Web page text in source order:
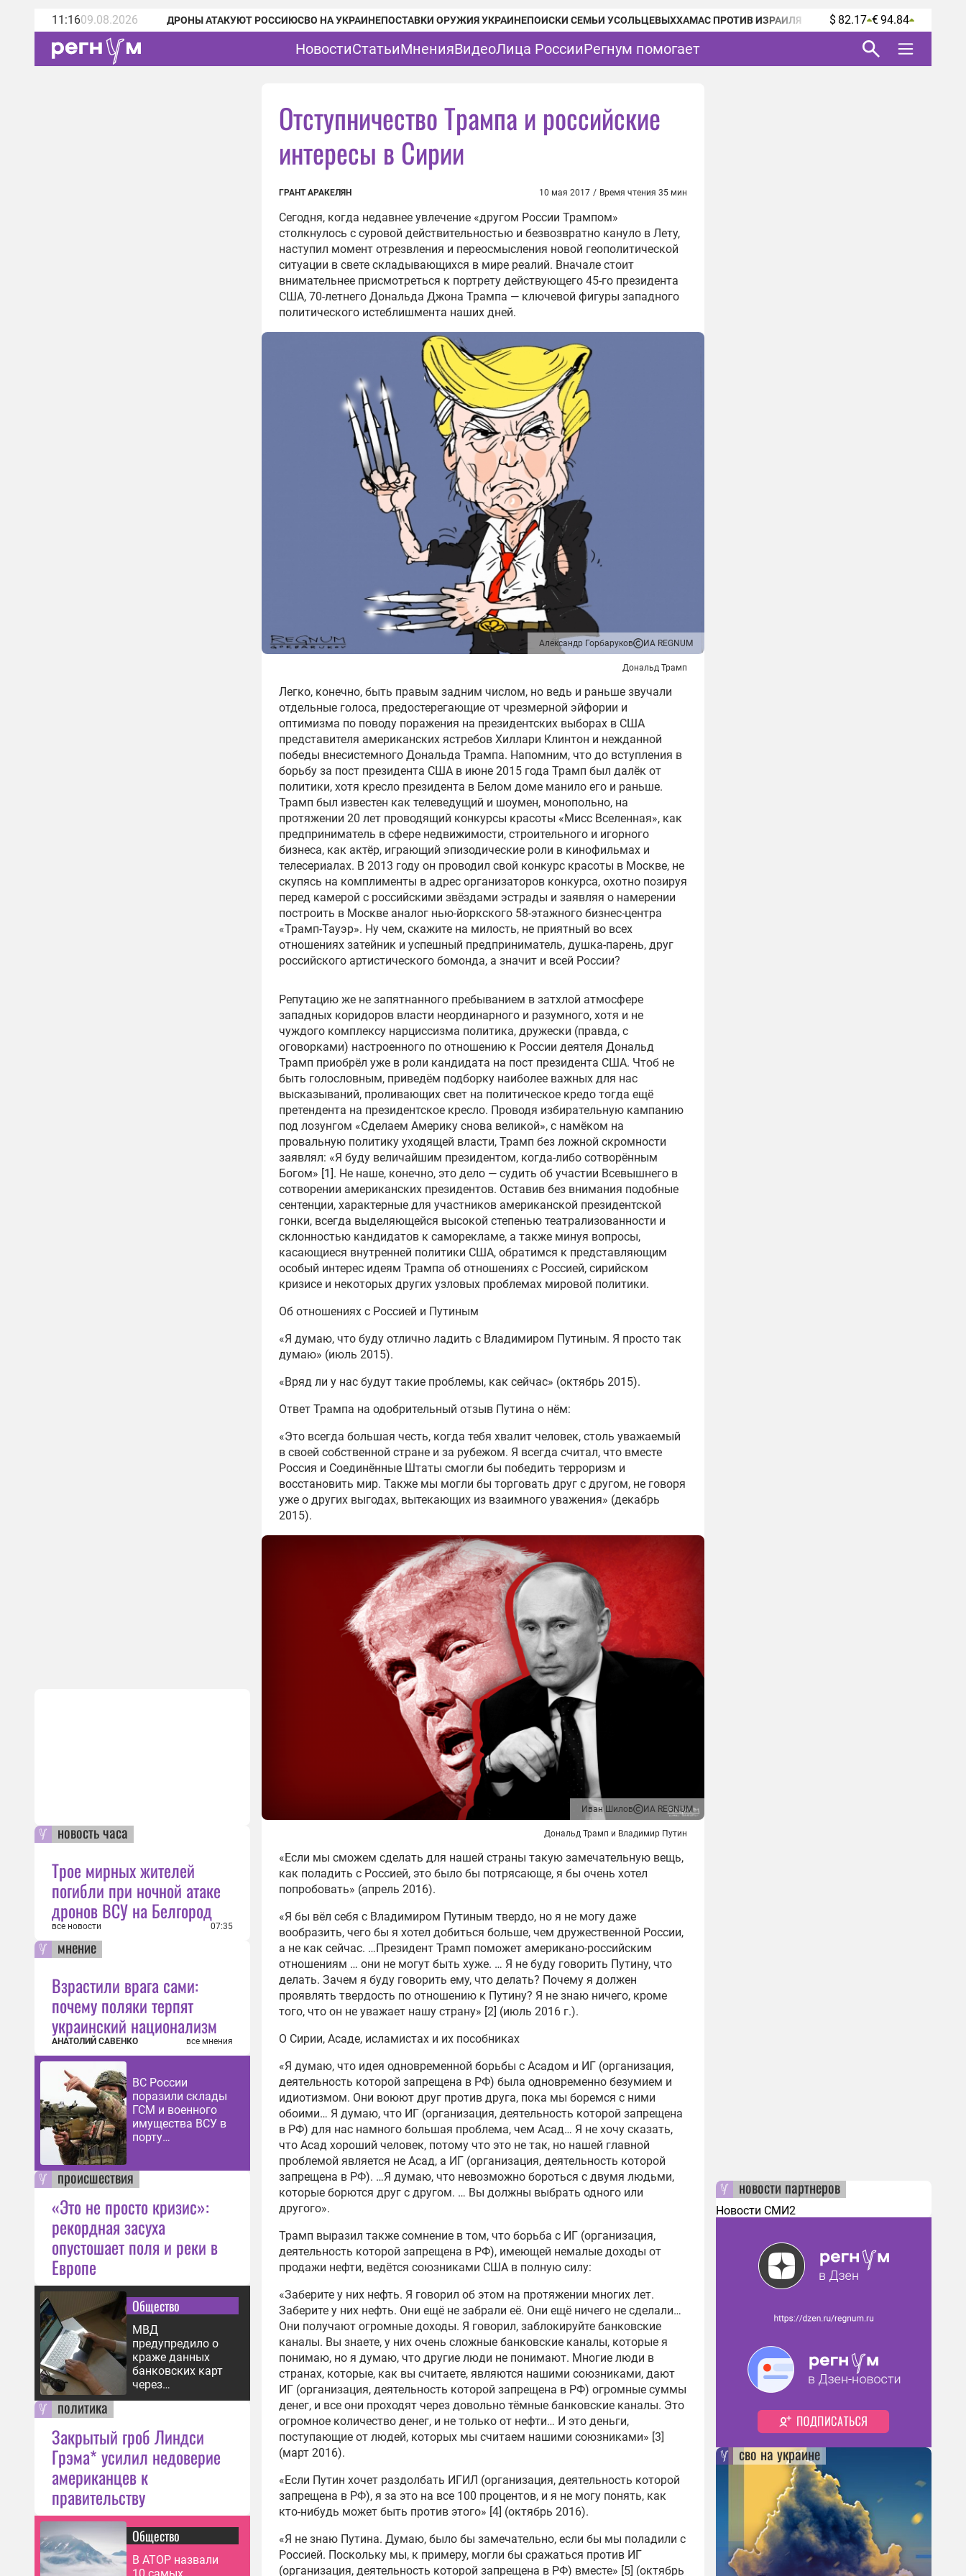
11:1609.08.2026 ДРОНЫ АТАКУЮТ РОССИЮСВО НА УКРАИНЕПОСТАВКИ ОРУЖИЯ УКРАИНЕПОИСКИ СЕМЬИ УСОЛЬЦЕВЫХХАМАС ПРОТИВ ИЗРАИЛЯ $ 82.17 € 94.84
НовостиСтатьиМненияВидеоЛица РоссииРегнум помогает
новость часа
Трое мирных жителей
погибли при ночной атаке
дронов ВСУ на Белгород
все новости 07:35
мнение
Взрастили врага сами:
почему поляки терпят
украинский национализм
АНАТОЛИЙ САВЕНКО все мнения
ВС России
поразили склады
ГСМ и военного
имущества ВСУ в
порту
происшествия
«Это не просто кризис»:
рекордная засуха
опустошает поля и реки в
Европе
Общество
МВД
предупредило о
краже данных
банковских карт
через
фишинговые
политика
Закрытый гроб Линдси
Грэма* усилил недоверие
американцев к
правительству
Общество
В АТОР назвали
Отступничество Трампа и российские
интересы в Сирии
ГРАНТ АРАКЕЛЯН 10 мая 2017 / Время чтения 35 мин
Сегодня, когда недавнее увлечение «другом России Трампом»
столкнулось с суровой действительностью и безвозвратно кануло в Лету,
наступил момент отрезвления и переосмысления новой геополитической
ситуации в свете складывающихся в мире реалий. Вначале стоит
внимательнее присмотреться к портрету действующего 45-го президента
США, 70-летнего Дональда Джона Трампа — ключевой фигуры западного
политического истеблишмента наших дней.
Александр Горбаруков ИА REGNUM
Дональд Трамп
Легко, конечно, быть правым задним числом, но ведь и раньше звучали
отдельные голоса, предостерегающие от чрезмерной эйфории и
оптимизма по поводу поражения на президентских выборах в США
представителя американских ястребов Хиллари Клинтон и нежданной
победы внесистемного Дональда Трампа. Напомним, что до вступления в
борьбу за пост президента США в июне 2015 года Трамп был далёк от
политики, хотя кресло президента в Белом доме манило его и раньше.
Трамп был известен как телеведущий и шоумен, монопольно, на
протяжении 20 лет проводящий конкурсы красоты «Мисс Вселенная», как
предприниматель в сфере недвижимости, строительного и игорного
бизнеса, как актёр, играющий эпизодические роли в кинофильмах и
телесериалах. В 2013 году он проводил свой конкурс красоты в Москве, не
скупясь на комплименты в адрес организаторов конкурса, охотно позируя
перед камерой с российскими звёздами эстрады и заявляя о намерении
построить в Москве аналог нью-йоркского 58-этажного бизнес-центра
«Трамп-Тауэр». Ну чем, скажите на милость, не приятный во всех
отношениях затейник и успешный предприниматель, душка-парень, друг
российского артистического бомонда, а значит и всей России?
Репутацию же не запятнанного пребыванием в затхлой атмосфере
западных коридоров власти неординарного и разумного, хотя и не
чуждого комплексу нарциссизма политика, дружески (правда, с
оговорками) настроенного по отношению к России деятеля Дональд
Трамп приобрёл уже в роли кандидата на пост президента США. Чтоб не
быть голословным, приведём подборку наиболее важных для нас
высказываний, проливающих свет на политическое кредо тогда ещё
претендента на президентское кресло. Проводя избирательную кампанию
под лозунгом «Сделаем Америку снова великой», с намёком на
провальную политику уходящей власти, Трамп без ложной скромности
заявлял: «Я буду величайшим президентом, когда-либо сотворённым
Богом» [1]. Не наше, конечно, это дело — судить об участии Всевышнего в
сотворении американских президентов. Оставив без внимания подобные
сентенции, характерные для участников американской президентской
гонки, всегда выделяющейся высокой степенью театрализованности и
склонностью кандидатов к саморекламе, а также минуя вопросы,
касающиеся внутренней политики США, обратимся к представляющим
особый интерес идеям Трампа об отношениях с Россией, сирийском
кризисе и некоторых других узловых проблемах мировой политики.
Об отношениях с Россией и Путиным
«Я думаю, что буду отлично ладить с Владимиром Путиным. Я просто так
думаю» (июль 2015).
«Вряд ли у нас будут такие проблемы, как сейчас» (октябрь 2015).
Ответ Трампа на одобрительный отзыв Путина о нём:
«Это всегда большая честь, когда тебя хвалит человек, столь уважаемый
в своей собственной стране и за рубежом. Я всегда считал, что вместе
Россия и Соединённые Штаты смогли бы победить терроризм и
восстановить мир. Также мы могли бы торговать друг с другом, не говоря
уже о других выгодах, вытекающих из взаимного уважения» (декабрь
2015).
Иван Шилов ИА REGNUM
Дональд Трамп и Владимир Путин
«Если мы сможем сделать для нашей страны такую замечательную вещь,
как поладить с Россией, это было бы потрясающе, я бы очень хотел
попробовать» (апрель 2016).
«Я бы вёл себя с Владимиром Путиным твердо, но я не могу даже
вообразить, чего бы я хотел добиться больше, чем дружественной России,
а не как сейчас. …Президент Трамп поможет американо-российским
отношениям … они не могут быть хуже. … Я не буду говорить Путину, что
делать. Зачем я буду говорить ему, что делать? Почему я должен
проявлять твердость по отношению к Путину? Я не знаю ничего, кроме
того, что он не уважает нашу страну» [2] (июль 2016 г.).
О Сирии, Асаде, исламистах и их пособниках
«Я думаю, что идея одновременной борьбы с Асадом и ИГ (организация,
деятельность которой запрещена в РФ) была одновременно безумием и
идиотизмом. Они воюют друг против друга, пока мы боремся с ними
обоими… Я думаю, что ИГ (организация, деятельность которой запрещена
в РФ) для нас намного большая проблема, чем Асад… Я не хочу сказать,
что Асад хороший человек, потому что это не так, но нашей главной
проблемой является не Асад, а ИГ (организация, деятельность которой
запрещена в РФ). …Я думаю, что невозможно бороться с двумя людьми,
которые борются друг с другом. … Вы должны выбрать одного или
другого».
Трамп выразил также сомнение в том, что борьба с ИГ (организация,
деятельность которой запрещена в РФ), имеющей немалые доходы от
продажи нефти, ведётся союзниками США в полную силу:
«Заберите у них нефть. Я говорил об этом на протяжении многих лет.
Заберите у них нефть. Они ещё не забрали её. Они ещё ничего не сделали…
Они получают огромные доходы. Я говорил, заблокируйте банковские
каналы. Вы знаете, у них очень сложные банковские каналы, которые я
понимаю, но я думаю, что другие люди не понимают. Многие люди в
странах, которые, как вы считаете, являются нашими союзниками, дают
ИГ (организация, деятельность которой запрещена в РФ) огромные суммы
денег, и все они проходят через довольно тёмные банковские каналы. Это
огромное количество денег, и не только от нефти… И это деньги,
поступающие от людей, которых мы считаем нашими союзниками» [3]
(март 2016).
«Если Путин хочет раздолбать ИГИЛ (организация, деятельность которой
запрещена в РФ), я за это на все 100 процентов, и я не могу понять, как
кто-нибудь может быть против этого» [4] (октябрь 2016).
«Я не знаю Путина. Думаю, было бы замечательно, если бы мы поладили с
Россией. Поскольку мы, к примеру, могли бы сражаться против ИГ
(организация, деятельность которой запрещена в РФ) вместе» [5] (октябрь
новости партнеров
Новости СМИ2
сво на украине